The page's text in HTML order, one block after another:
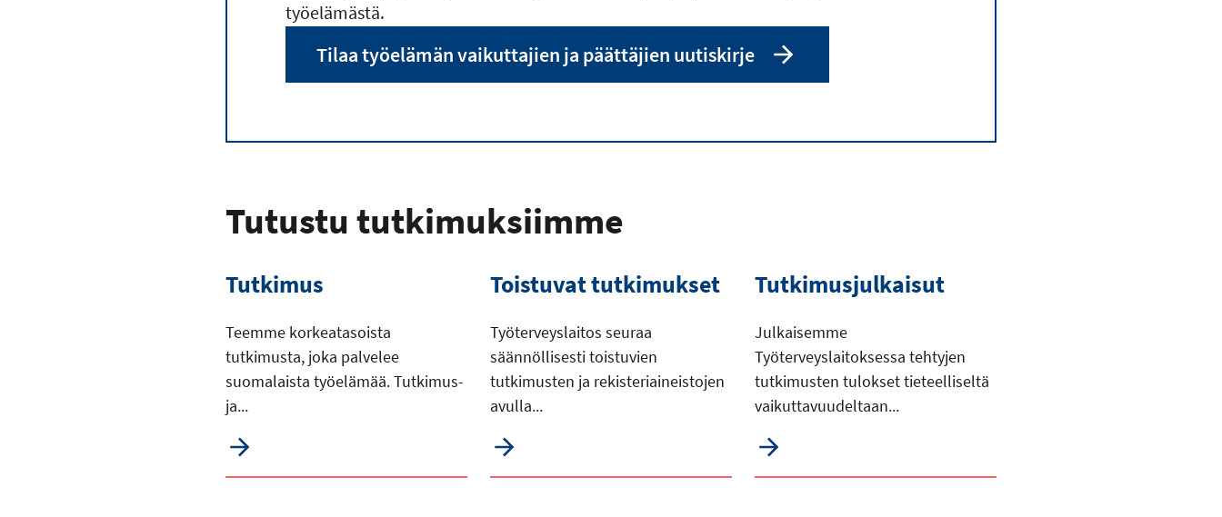
työelämästä.
Tilaa työelämän vaikuttajien ja päättäjien uutiskirje
Tutustu tutkimuksiimme
Tutkimus
Teemme korkeatasoista
tutkimusta, joka palvelee
suomalaista työelämää. Tutkimus-
ja...
Toistuvat tutkimukset
Työterveyslaitos seuraa
säännöllisesti toistuvien
tutkimusten ja rekisteriaineistojen
avulla...
Tutkimusjulkaisut
Julkaisemme
Työterveyslaitoksessa tehtyjen
tutkimusten tulokset tieteelliseltä
vaikuttavuudeltaan...